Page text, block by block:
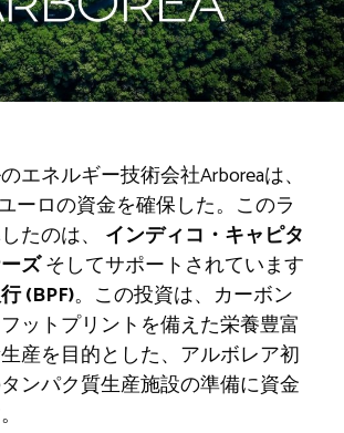
エネルギー技術会社Arboreaは、
ーロの資金を確保した。このラ
たのは、 インディコ・キャピタ
ズそしてサポートされています
(BPF)。この投資は、カーボン
ットプリントを備えた栄養豊富
産を目的とした、アルボレア初
ンパク質生産施設の準備に資金